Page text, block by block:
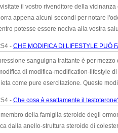
il vostro rivenditore della
appena alcuni secondi per notare
potesse essere nociva alla vostra
- CHE MODIFICA DI LIFESTYLE PUÒ
sanguigna trattante è per
di modifica-modification-lifestyle
come pure esercitazione. Queste
- Che cosa è esattamente il
membro della famiglia steroide degli
dalla anello-struttura steroide di